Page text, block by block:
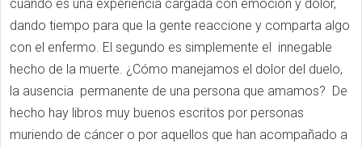
cuando es una experiencia cargada con emoción y dolor,
dando tiempo para que la gente reaccione y comparta algo
con el enfermo. El segundo es simplemente el innegable
hecho de la muerte. ¿Cómo manejamos el dolor del duelo,
la ausencia permanente de una persona que amamos? De
hecho hay libros muy buenos escritos por personas
muriendo de cáncer o por aquellos que han acompañado a